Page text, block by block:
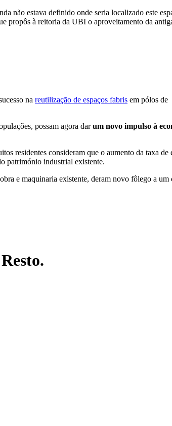
não estava definido onde seria localizado este
propôs à reitoria da UBI o aproveitamento da
na reutilização de espaços fabris em pólos de
possam agora darum novo impulso à
residentes consideram que o aumento da taxa de
património industrial existente.
e maquinaria existente, deram novo fôlego a um